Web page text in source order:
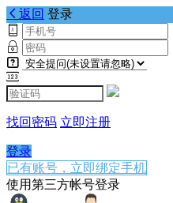
返回 登录
找回密码 立即注册
登录
已有账号，立即绑定手机
使用第三方帐号登录